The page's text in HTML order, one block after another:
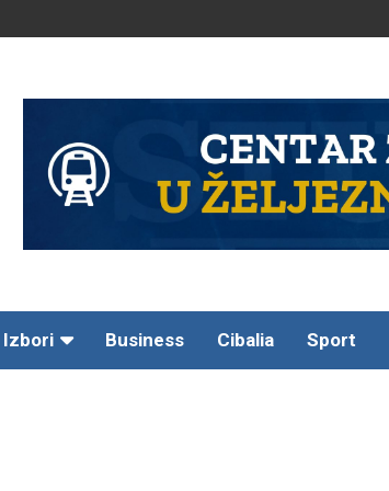
Izbori Business Cibalia Sport